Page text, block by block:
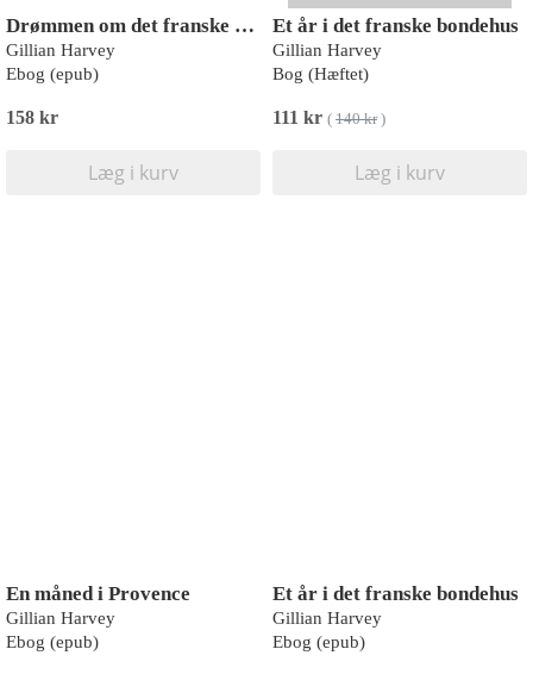
Drømmen om det franske slot
Gillian Harvey
Ebog (epub)
158 kr
Læg i kurv
Et år i det franske bondehus
Gillian Harvey
Bog (Hæftet)
111 kr ( 140 kr)
Læg i kurv
En måned i Provence
Gillian Harvey
Ebog (epub)
Et år i det franske bondehus
Gillian Harvey
Ebog (epub)